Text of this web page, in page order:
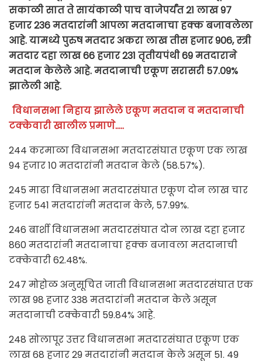
सकाळी सात ते सायंकाळी पाच वाजेपर्यंत 21 लाख 97
हजार 236 मतदारांनी आपला मतदानाचा हक्क बजावलेला
आहे. यामध्ये पुरुष मतदार अकरा लाख तीस हजार 906, स्त्री
मतदार दहा लाख 66 हजार 231 तृतीयपंथी 69 मतदाराने
मतदान केलेले आहे. मतदानाची एकूण सरासरी 57.09%
झालेली आहे.
विधानसभा निहाय झालेले एकूण मतदान व मतदानाची
टक्केवारी खालील प्रमाणे…..
244 करमाळा विधानसभा मतदारसंघात एकूण एक लाख
94 हजार 10 मतदारांनी मतदान केले (58.57%).
245 माढा विधानसभा मतदारसंघात एकूण दोन लाख चार
हजार 541 मतदारांनी मतदान केले, 57.99%.
246 बार्शी विधानसभा मतदारसंघात दोन लाख दहा हजार
860 मतदारांनी मतदानाचा हक्क बजावला मतदानाची
टक्केवारी 62.48%.
247 मोहोळ अनुसूचित जाती विधानसभा मतदारसंघात एक
लाख 98 हजार 338 मतदारांनी मतदान केले असून
मतदानाची टक्केवारी 59.84% आहे.
248 सोलापूर उत्तर विधानसभा मतदारसंघात एकूण एक
लाख 68 हजार 29 मतदारांनी मतदान केले असून 51. 49